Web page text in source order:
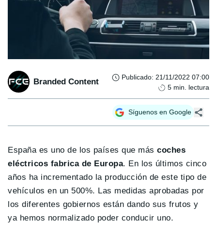
Branded Content Publicado: 21/11/2022 07:00
5 min. lectura
Síguenos en Google
España es uno de los países que máscoches
eléctricos fabrica de Europa. En los últimos cinco
años ha incrementado la producción de este tipo de
vehículos en un 500%. Las medidas aprobadas por
los diferentes gobiernos están dando sus frutos y
ya hemos normalizado poder conducir uno.